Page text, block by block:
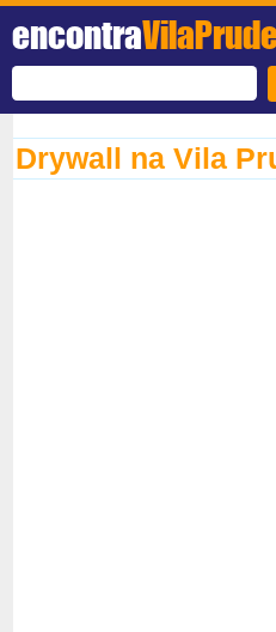
encontra
Drywall na Vila